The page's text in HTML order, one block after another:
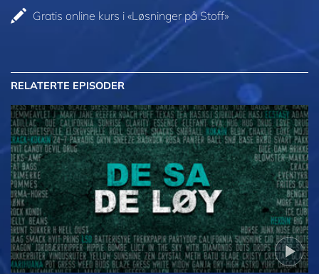
Gratis online kurs i «Løsninger på Stoff»
RELATERTE EPISODER